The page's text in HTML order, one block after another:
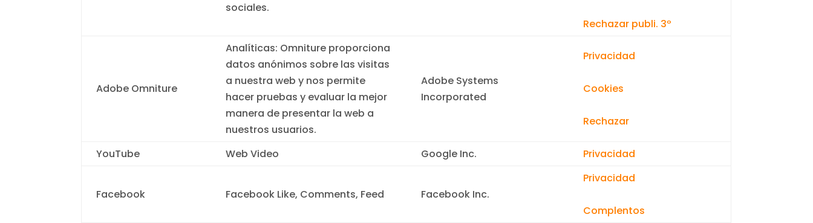
sociales.
Rechazar publi. 3º
Adobe Omniture
Analíticas: Omniture proporciona
datos anónimos sobre las visitas
a nuestra web y nos permite
hacer pruebas y evaluar la mejor
manera de presentar la web a
nuestros usuarios.
Adobe Systems
Incorporated
Privacidad
Cookies
Rechazar
YouTube Web Video Google Inc. Privacidad
Facebook Facebook Like, Comments, Feed Facebook Inc.
Privacidad
Complentos